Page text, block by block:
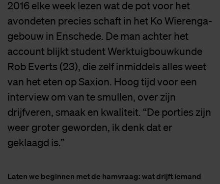
2016 elke week lezen wat de pot voor het
avondeten precies schaft in het Ko Wierenga-
gebouw in Enschede. De man achter het
account blijkt student Werktuigbouwkunde
Rob Everts (23), die zelf inmiddels alles weet
van het eten op Saxion. Hoog tijd voor een
interview om van te smullen, over zijn
drijfveren, smaak en kwaliteit. “De porties zijn
weer groter geworden, ik denk dat er
geklaagd is.”
Laten we beginnen met de hamvraag: wat drijft iemand